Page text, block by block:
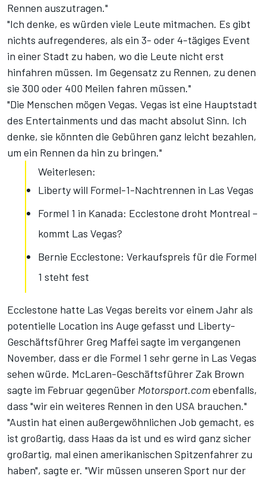
Rennen auszutragen."
"Ich denke, es würden viele Leute mitmachen. Es gibt
nichts aufregenderes, als ein 3- oder 4-tägiges Event
in einer Stadt zu haben, wo die Leute nicht erst
hinfahren müssen. Im Gegensatz zu Rennen, zu denen
sie 300 oder 400 Meilen fahren müssen."
"Die Menschen mögen Vegas. Vegas ist eine Hauptstadt
des Entertainments und das macht absolut Sinn. Ich
denke, sie könnten die Gebühren ganz leicht bezahlen,
um ein Rennen da hin zu bringen."
Weiterlesen:
Liberty will Formel-1-Nachtrennen in Las Vegas
Formel 1 in Kanada: Ecclestone droht Montreal –
kommt Las Vegas?
Bernie Ecclestone: Verkaufspreis für die Formel
1 steht fest
Ecclestone hatte Las Vegas bereits vor einem Jahr als
potentielle Location ins Auge gefasst und Liberty-
Geschäftsführer Greg Maffei sagte im vergangenen
November, dass er die Formel 1 sehr gerne in Las Vegas
sehen würde. McLaren-Geschäftsführer Zak Brown
sagte im Februar gegenüber Motorsport.comebenfalls,
dass "wir ein weiteres Rennen in den USA brauchen."
"Austin hat einen außergewöhnlichen Job gemacht, es
ist großartig, dass Haas da ist und es wird ganz sicher
großartig, mal einen amerikanischen Spitzenfahrer zu
haben", sagte er. "Wir müssen unseren Sport nur der